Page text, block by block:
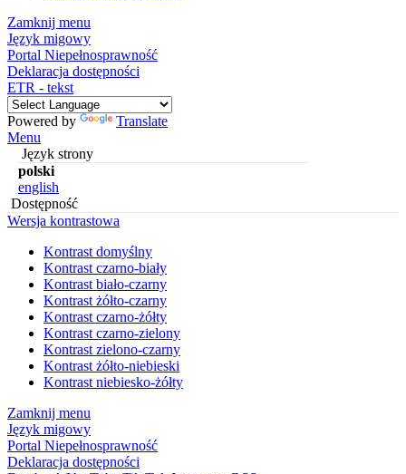
Zamknij menu
Język migowy
Portal Niepełnosprawność
Deklaracja dostępności
ETR - tekst
Powered by
Translate
Menu
Język strony
polski
english
Dostępność
Wersja kontrastowa
Kontrast domyślny
Kontrast czarno-biały
Kontrast biało-czarny
Kontrast żółto-czarny
Kontrast czarno-żółty
Kontrast czarno-zielony
Kontrast zielono-czarny
Kontrast żółto-niebieski
Kontrast niebiesko-żółty
Zamknij menu
Język migowy
Portal Niepełnosprawność
Deklaracja dostępności